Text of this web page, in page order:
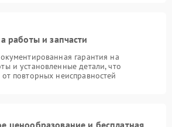
работы и запчасти
гарантия на
и установленные детали, что
повторных неисправностей
ценообразование и бесплатная